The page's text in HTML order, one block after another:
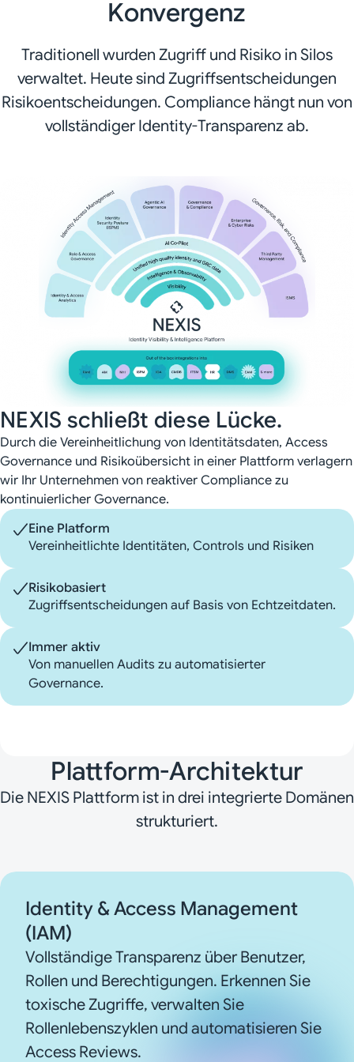
Konvergenz
Traditionell wurden Zugriff und Risiko in Silos
verwaltet. Heute sind Zugriffsentscheidungen
Risikoentscheidungen. Compliance hängt nun von
vollständiger Identity-Transparenz ab.
NEXIS schließt diese Lücke.
Durch die Vereinheitlichung von Identitätsdaten, Access
Governance und Risikoübersicht in einer Plattform verlagern
wir Ihr Unternehmen von reaktiver Compliance zu
kontinuierlicher Governance.
Eine Platform
Vereinheitlichte Identitäten, Controls und Risiken
Risikobasiert
Zugriffsentscheidungen auf Basis von Echtzeitdaten.
Immer aktiv
Von manuellen Audits zu automatisierter
Governance.
Plattform-Architektur
Die NEXIS Plattform ist in drei integrierte Domänen
strukturiert.
Identity & Access Management
(IAM)
Vollständige Transparenz über Benutzer,
Rollen und Berechtigungen. Erkennen Sie
toxische Zugriffe, verwalten Sie
Rollenlebenszyklen und automatisieren Sie
Access Reviews.